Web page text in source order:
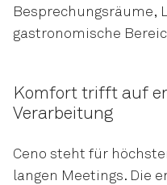
Besprechungsräume,
gastronomische
Komfort trifft auf
Verarbeitung
Ceno steht für
langen Meetings. Die